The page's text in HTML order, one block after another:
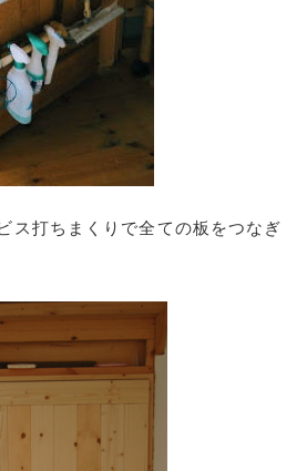
ス打ちまくりで全ての板をつなぎ